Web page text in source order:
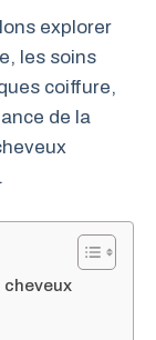
explorer
les soins
coiffure,
de la
cheveux